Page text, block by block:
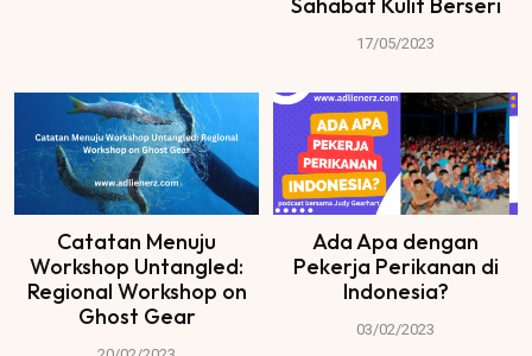
Sahabat Kulit Berseri
17/05/2023
Catatan Menuju
Workshop Untangled:
Regional Workshop on
Ghost Gear
Ada Apa dengan
Pekerja Perikanan di
Indonesia?
03/02/2023